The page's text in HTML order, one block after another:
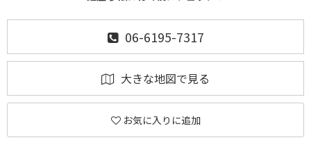
06-6195-7317
大きな地図で見る
お気に入りに追加